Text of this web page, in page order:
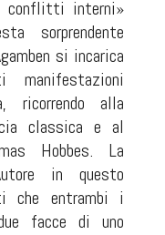
conflitti interni»
sorprendente
si incarica
ricorrendo alla
classica e al
Hobbes. La
in questo
che entrambi i
facce di uno